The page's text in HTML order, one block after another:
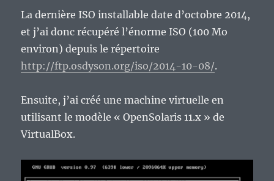
La dernière ISO installable date d’octobre 2014,
et j’ai donc récupéré l’énorme ISO (100 Mo
environ) depuis le répertoire
http://ftp.osdyson.org/iso/2014-10-08/.
Ensuite, j’ai créé une machine virtuelle en
utilisant le modèle « OpenSolaris 11.x » de
VirtualBox.